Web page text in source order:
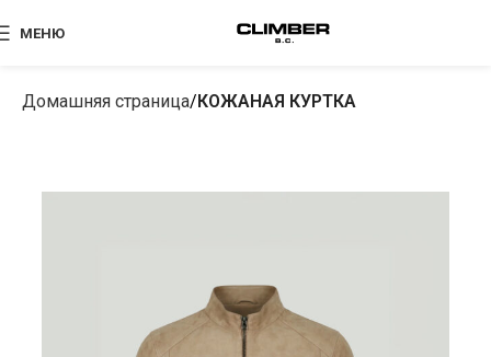
МЕНЮ
Домашняя страница КОЖАНАЯ КУРТКА